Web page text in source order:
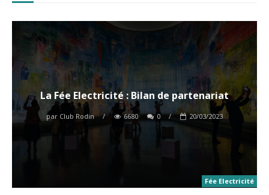
Fée Electricité
La Fée Electricité : Bilan de partenariat
par Club Rodin / 6680 0 / 20/03/2023